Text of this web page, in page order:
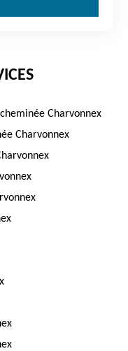
Charvonnex
Charvonnex